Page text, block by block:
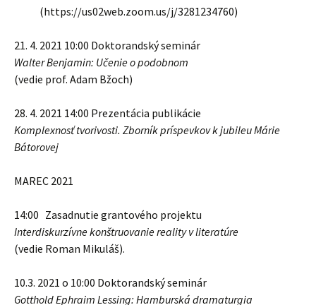
(https://us02web.zoom.us/j/3281234760)
21. 4. 2021 10:00 Doktorandský seminár
Walter Benjamin: Učenie o podobnom
(vedie prof. Adam Bžoch)
28. 4. 2021 14:00 Prezentácia publikácie
Komplexnosť tvorivosti. Zborník príspevkov k jubileu Márie
Bátorovej
MAREC 2021
14:00 Zasadnutie grantového projektu
Interdiskurzívne konštruovanie reality v literatúre
(vedie Roman Mikuláš).
10.3. 2021 o 10:00 Doktorandský seminár
Gotthold Ephraim Lessing: Hamburská dramaturgia